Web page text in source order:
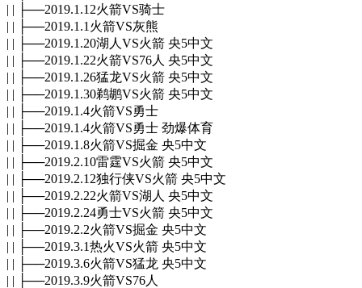
| | ├──2019.1.12火箭VS骑士
| | ├──2019.1.1火箭VS灰熊
| | ├──2019.1.20湖人VS火箭 央5中文
| | ├──2019.1.22火箭VS76人 央5中文
| | ├──2019.1.26猛龙VS火箭 央5中文
| | ├──2019.1.30鹈鹕VS火箭 央5中文
| | ├──2019.1.4火箭VS勇士
| | ├──2019.1.4火箭VS勇士 劲爆体育
| | ├──2019.1.8火箭VS掘金 央5中文
| | ├──2019.2.10雷霆VS火箭 央5中文
| | ├──2019.2.12独行侠VS火箭 央5中文
| | ├──2019.2.22火箭VS湖人 央5中文
| | ├──2019.2.24勇士VS火箭 央5中文
| | ├──2019.2.2火箭VS掘金 央5中文
| | ├──2019.3.1热火VS火箭 央5中文
| | ├──2019.3.6火箭VS猛龙 央5中文
| | ├──2019.3.9火箭VS76人